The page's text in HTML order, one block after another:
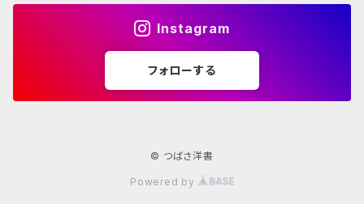
インフォグラフィック
Instagram
フォローする
© つばさ洋書
Powered by